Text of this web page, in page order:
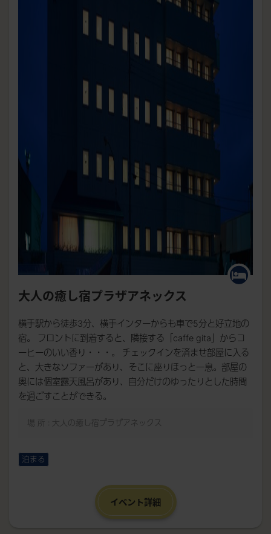
大人の癒し宿プラザアネックス
横手駅から徒歩3分、横手インターからも車で5分と好立地の
宿。 フロントに到着すると、隣接する「caffe gita」からコ
ーヒーのいい香り・・・。 チェックインを済ませ部屋に入る
と、大きなソファーがあり、そこに座りほっと一息。部屋の
奥には個室露天風呂があり、自分だけのゆったりとした時間
を過ごすことができる。
場 所 : 大人の癒し宿プラザアネックス
泊まる
イベント詳細